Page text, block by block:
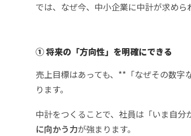
では、なぜ今、中小企業に中計が求めら
① 将来の「方向性」を明確にできる
売上目標はあっても、**「なぜその数
ります。
中計をつくることで、社員は「いま自分
に向かう力が強まります。